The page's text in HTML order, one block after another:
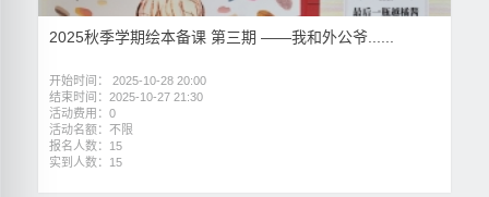
2025秋季学期绘本备课 第三期 ——我和外公爷......
开始时间： 2025-10-28 20:00
结束时间：2025-10-27 21:30
活动费用：0
活动名额：不限
报名人数：15
实到人数：15